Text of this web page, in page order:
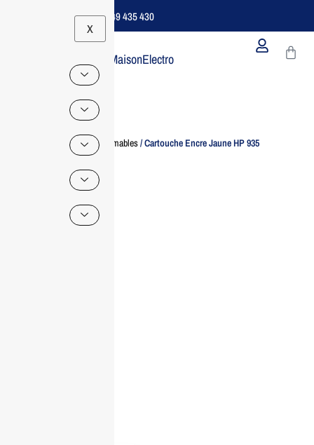
Support B2B Dédié | 06 49 435 430
X
MaisonElectro
Home /Consommables/ Cartouche Encre Jaune HP 935